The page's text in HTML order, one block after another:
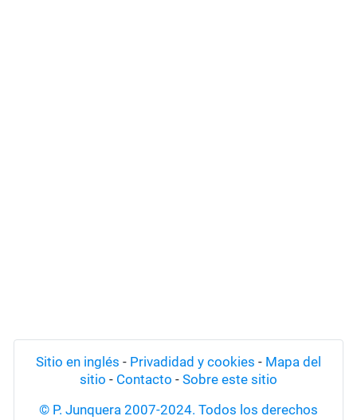
Sitio en inglés - Privadidad y cookies - Mapa del
sitio - Contacto - Sobre este sitio
© P. Junquera 2007-2024. Todos los derechos